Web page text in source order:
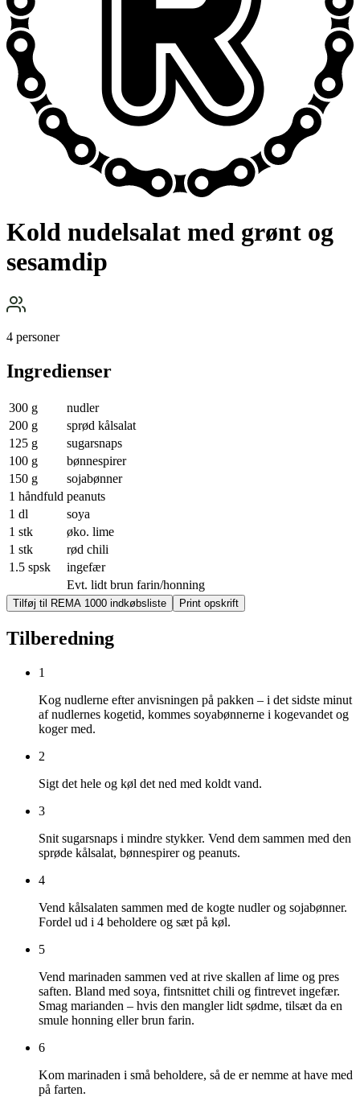
Kold nudelsalat med grønt og
sesamdip
4 personer
Ingredienser
300 g
nudler
200 g
sprød kålsalat
125 g
sugarsnaps
100 g
bønnespirer
150 g
sojabønner
1 håndfuld peanuts
1 dl
soya
1 stk
øko. lime
1 stk
rød chili
1.5 spsk
ingefær
Evt. lidt brun farin/honning
Tilføj til REMA 1000 indkøbsliste Print opskrift
Tilberedning
1
Kog nudlerne efter anvisningen på pakken – i det sidste minut
af nudlernes kogetid, kommes soyabønnerne i kogevandet og
koger med.
2
Sigt det hele og køl det ned med koldt vand.
3
Snit sugarsnaps i mindre stykker. Vend dem sammen med den
sprøde kålsalat, bønnespirer og peanuts.
4
Vend kålsalaten sammen med de kogte nudler og sojabønner.
Fordel ud i 4 beholdere og sæt på køl.
5
Vend marinaden sammen ved at rive skallen af lime og pres
saften. Bland med soya, fintsnittet chili og fintrevet ingefær.
Smag marianden – hvis den mangler lidt sødme, tilsæt da en
smule honning eller brun farin.
6
Kom marinaden i små beholdere, så de er nemme at have med
på farten.